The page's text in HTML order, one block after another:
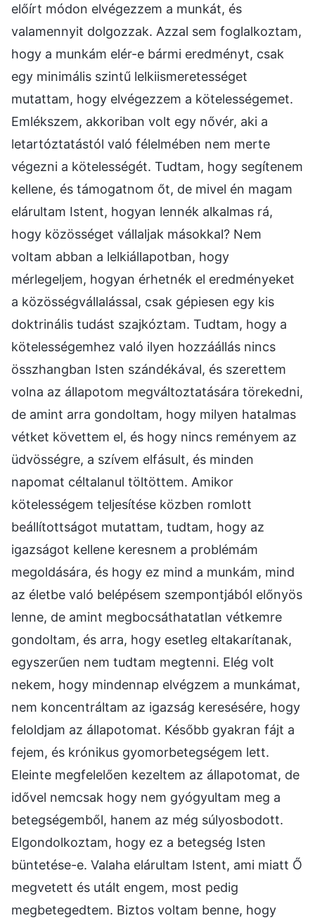
előírt módon elvégezzem a munkát, és
valamennyit dolgozzak. Azzal sem foglalkoztam,
hogy a munkám elér-e bármi eredményt, csak
egy minimális szintű lelkiismeretességet
mutattam, hogy elvégezzem a kötelességemet.
Emlékszem, akkoriban volt egy nővér, aki a
letartóztatástól való félelmében nem merte
végezni a kötelességét. Tudtam, hogy segítenem
kellene, és támogatnom őt, de mivel én magam
elárultam Istent, hogyan lennék alkalmas rá,
hogy közösséget vállaljak másokkal? Nem
voltam abban a lelkiállapotban, hogy
mérlegeljem, hogyan érhetnék el eredményeket
a közösségvállalással, csak gépiesen egy kis
doktrinális tudást szajkóztam. Tudtam, hogy a
kötelességemhez való ilyen hozzáállás nincs
összhangban Isten szándékával, és szerettem
volna az állapotom megváltoztatására törekedni,
de amint arra gondoltam, hogy milyen hatalmas
vétket követtem el, és hogy nincs reményem az
üdvösségre, a szívem elfásult, és minden
napomat céltalanul töltöttem. Amikor
kötelességem teljesítése közben romlott
beállítottságot mutattam, tudtam, hogy az
igazságot kellene keresnem a problémám
megoldására, és hogy ez mind a munkám, mind
az életbe való belépésem szempontjából előnyös
lenne, de amint megbocsáthatatlan vétkemre
gondoltam, és arra, hogy esetleg eltakarítanak,
egyszerűen nem tudtam megtenni. Elég volt
nekem, hogy mindennap elvégzem a munkámat,
nem koncentráltam az igazság keresésére, hogy
feloldjam az állapotomat. Később gyakran fájt a
fejem, és krónikus gyomorbetegségem lett.
Eleinte megfelelően kezeltem az állapotomat, de
idővel nemcsak hogy nem gyógyultam meg a
betegségemből, hanem az még súlyosbodott.
Elgondolkoztam, hogy ez a betegség Isten
büntetése-e. Valaha elárultam Istent, ami miatt Ő
megvetett és utált engem, most pedig
megbetegedtem. Biztos voltam benne, hogy